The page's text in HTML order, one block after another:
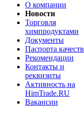
О компании
Новости
Торговля
химпродуктами
Документы
Паспорта
Рекомендации
Контакты и
реквизиты
Активность на
HimTrade.RU
Вакансии